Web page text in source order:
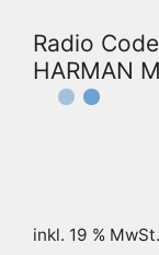
Radio
HARMAN
inkl. 19 % MwSt.